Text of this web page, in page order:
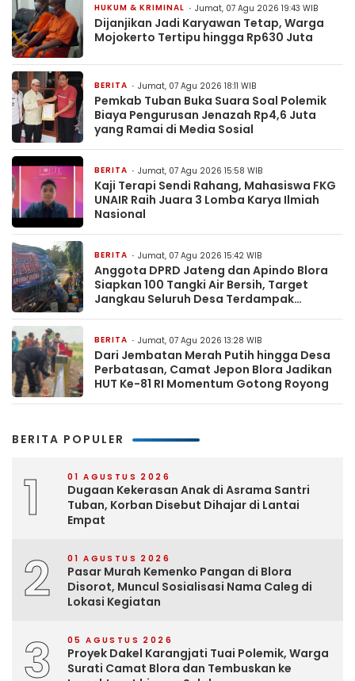
HUKUM & KRIMINAL Jumat, 07 Agu 2026 19:43 WIB
Dijanjikan Jadi Karyawan Tetap, Warga
Mojokerto Tertipu hingga Rp630 Juta
BERITA Jumat, 07 Agu 2026 18:11 WIB
Pemkab Tuban Buka Suara Soal Polemik
Biaya Pengurusan Jenazah Rp4,6 Juta
yang Ramai di Media Sosial
BERITA Jumat, 07 Agu 2026 15:58 WIB
Kaji Terapi Sendi Rahang, Mahasiswa FKG
UNAIR Raih Juara 3 Lomba Karya Ilmiah
Nasional
BERITA Jumat, 07 Agu 2026 15:42 WIB
Anggota DPRD Jateng dan Apindo Blora
Siapkan 100 Tangki Air Bersih, Target
Jangkau Seluruh Desa Terdampak
BERITA Jumat, 07 Agu 2026 13:28 WIB
Dari Jembatan Merah Putih hingga Desa
Perbatasan, Camat Jepon Blora Jadikan
HUT Ke-81 RI Momentum Gotong Royong
BERITA POPULER
1 01 AGUSTUS 2026
Dugaan Kekerasan Anak di Asrama Santri
Tuban, Korban Disebut Dihajar di Lantai
Empat
2 01 AGUSTUS 2026
Pasar Murah Kemenko Pangan di Blora
Disorot, Muncul Sosialisasi Nama Caleg di
Lokasi Kegiatan
3 05 AGUSTUS 2026
Proyek Dakel Karangjati Tuai Polemik, Warga
Surati Camat Blora dan Tembuskan ke